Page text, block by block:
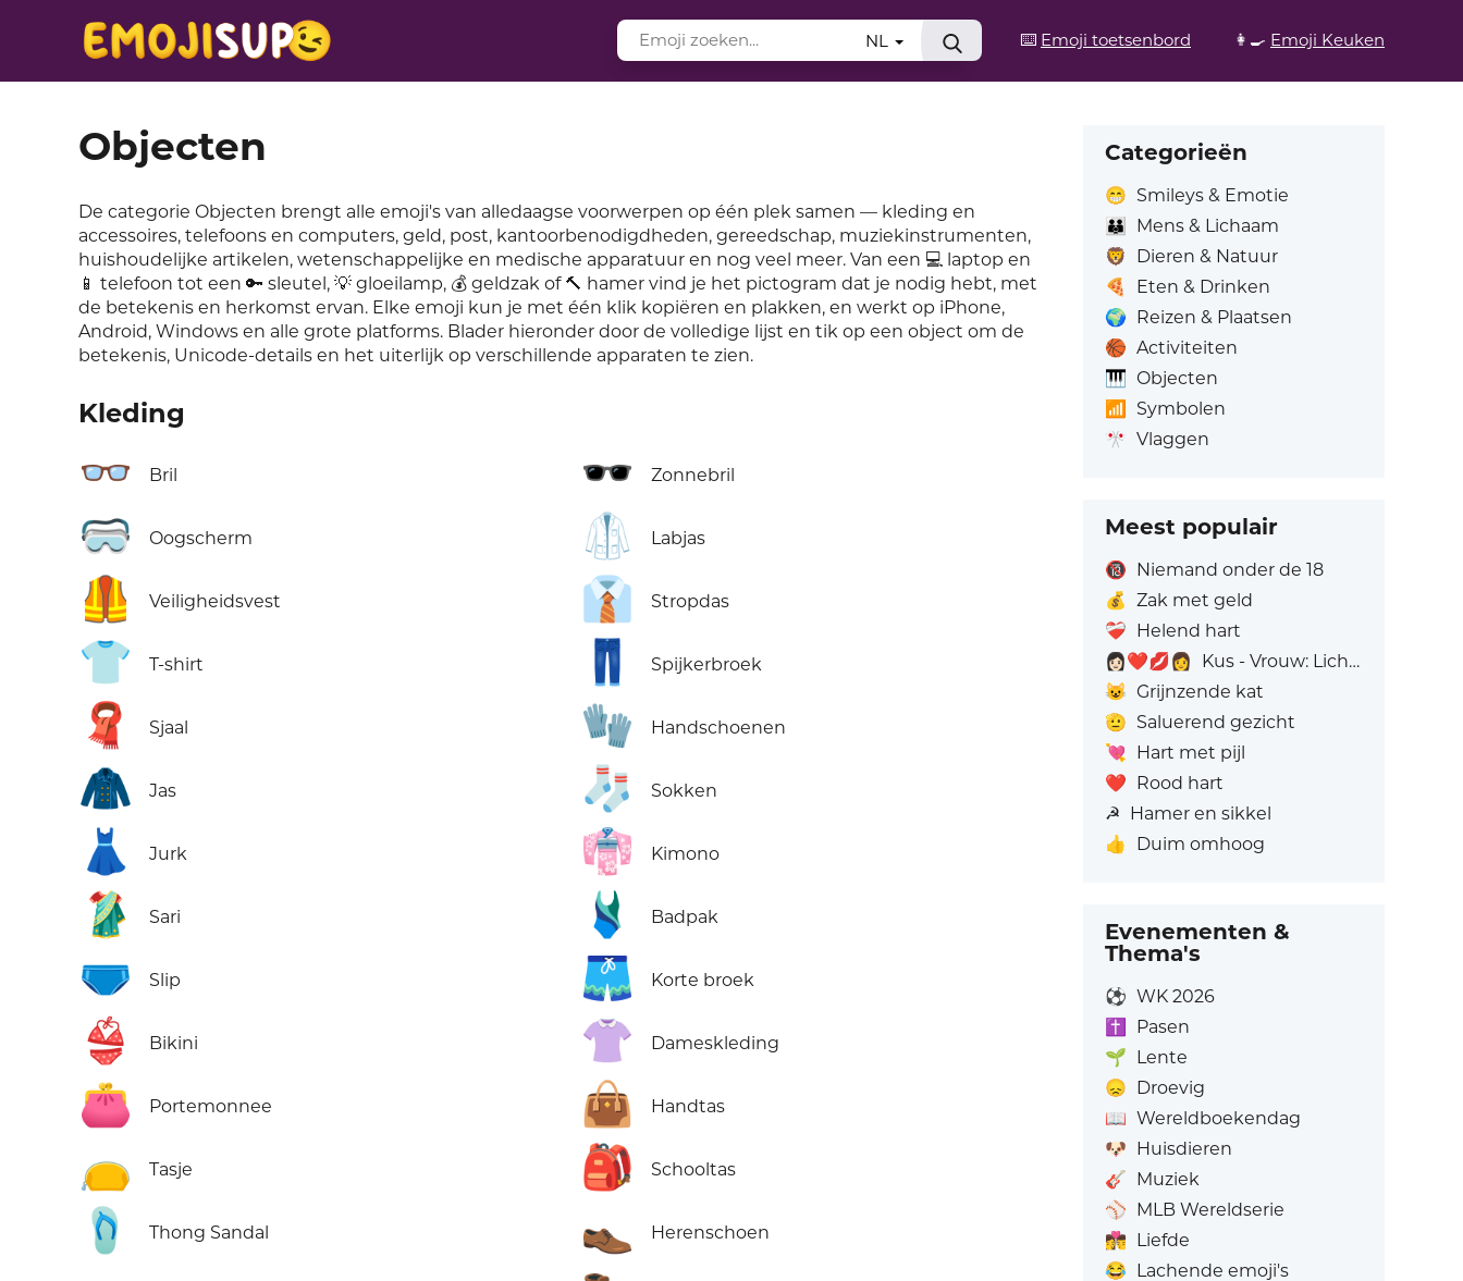
⌨️ Emoji toetsenbord 👩‍🍳 Emoji Keuken
NL
Objecten
De categorie Objecten brengt alle emoji's van alledaagse voorwerpen op één plek samen — kleding en
accessoires, telefoons en computers, geld, post, kantoorbenodigdheden, gereedschap, muziekinstrumenten,
huishoudelijke artikelen, wetenschappelijke en medische apparatuur en nog veel meer. Van een 💻 laptop en
📱 telefoon tot een 🔑 sleutel, 💡 gloeilamp, 💰 geldzak of 🔨 hamer vind je het pictogram dat je nodig hebt, met
de betekenis en herkomst ervan. Elke emoji kun je met één klik kopiëren en plakken, en werkt op iPhone,
Android, Windows en alle grote platforms. Blader hieronder door de volledige lijst en tik op een object om de
betekenis, Unicode-details en het uiterlijk op verschillende apparaten te zien.
Kleding
👓 Bril 🕶️ Zonnebril
🥽 Oogscherm 🥼 Labjas
🦺 Veilig­heids­vest 👔 Stropdas
👕 T-shirt 👖 Spijkerbroek
🧣 Sjaal 🧤 Handschoenen
🧥 Jas 🧦 Sokken
👗 Jurk 👘 Kimono
🥻 Sari 🩱 Badpak
🩲 Slip 🩳 Korte broek
👙 Bikini 👚 Dameskleding
👛 Portemonnee 👜 Handtas
👝 Tasje 🎒 Schooltas
🩴 Thong Sandal 👞 Herenschoen
Categorieën
😁 Smileys & Emotie
👪
Mens & Lichaam
🦁
Dieren & Natuur
🍕
Eten & Drinken
🌍 Reizen & Plaatsen
🏀 Activiteiten
🎹 Objecten
📶
Symbolen
🎌 Vlaggen
Meest populair
🔞 Niemand onder de 18
💰 Zak met geld
❤️‍🩹 Helend hart
👩🏻‍❤️‍💋‍👩
Kus - Vrouw: Lichte huidskleur, Vrouw: Zonder Huidskleur
😺 Grijnzende kat
🫡 Saluerend gezicht
💘 Hart met pijl
❤️ Rood hart
☭ Hamer en sikkel
👍
Duim omhoog
Evenementen &
Thema's
⚽ WK 2026
✝️
Pasen
🌱 Lente
😞 Droevig
📖 Wereldboekendag
🐶 Huisdieren
🎸 Muziek
⚾ MLB Wereldserie
👩‍❤️‍💋‍👨 Liefde
😂 Lachende emoji's